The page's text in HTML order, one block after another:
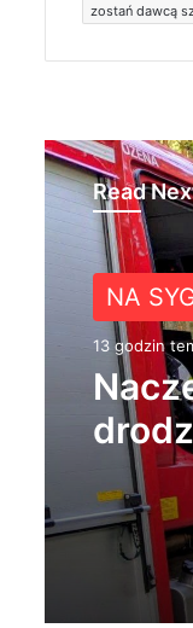
zostań dawcą
Read
NA
13 godzin
na